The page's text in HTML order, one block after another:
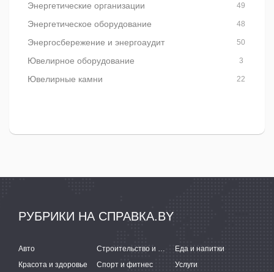
Энергетические организации 49
Энергетическое оборудование 48
Энергосбережение и энергоаудит 50
Ювелирное оборудование 3
Ювелирные камни 22
РУБРИКИ НА СПРАВКА.BY
Авто Строительство и ремонт
Еда и напитки
Красота и здоровье
Спорт и фитнес
Услуги